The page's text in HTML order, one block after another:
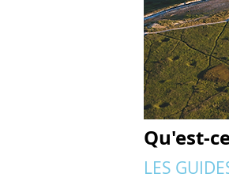
Qu'est-
LES